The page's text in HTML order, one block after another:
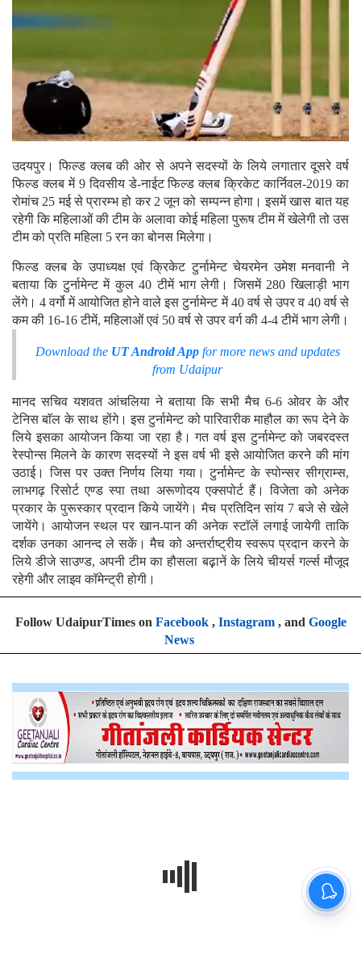
उदयपुर। फिल्ड क्लब की ओर से अपने सदस्यों के लिये लगातार दूसरे वर्ष
फिल्ड क्लब में 9 दिवसीय डे-नाईट फिल्ड क्लब क्रिकेट कार्निवल-2019 का
रोमांच 25 मई से प्रारम्भ हो कर 2 जून को सम्पन्न होगा। इसमें खास बात यह
रहेगी कि महिलाओं की टीम के अलावा कोई महिला पुरूष टीम में खेलेगी तो उस
टीम को प्रति महिला 5 रन का बोनस मिलेगा।
फिल्ड क्लब के उपाध्यक्ष एवं क्रिकेट टुर्नामेन्ट चेयरमेन उमेश मनवानी ने
बताया कि टुर्नामेन्ट में कुल 40 टीमें भाग लेगी। जिसमें 280 खिलाड़ी भाग
लेंगे। 4 वर्गो में आयोजित होने वाले इस टुर्नामेन्ट में 40 वर्ष से उपर व 40 वर्ष से
कम की 16-16 टीमें, महिलाओं एवं 50 वर्ष से उपर वर्ग की 4-4 टीमें भाग लेगी।
Download the UT Android Appfor more news and updates
from Udaipur
मानद सचिव यशवत आंचलिया ने बताया कि सभी मैच 6-6 ओवर के और
टेनिस बाॅल के साथ होंगे। इस टुर्नामेन्ट को पारिवारीक माहौल का रूप देने के
लिये इसका आयोजन किया जा रहा है। गत वर्ष इस टुर्नामेन्ट को जबरदस्त
रेस्पोन्स मिलने के कारण सदस्यों ने इस वर्ष भी इसे आयोजित करने की मांग
उठाई। जिस पर उक्त निर्णय लिया गया। टुर्नामेन्ट के स्पोन्सर सीग्राम्स,
लाभगढ़ रिसोर्ट एण्ड स्पा तथा अरूणोदय एक्सपोर्ट हैं। विजेता को अनेक
प्रकार के पुरूस्कार प्रदान किये जायेंगे। मैच प्रतिदिन सांय 7 बजे से खेले
जायेंगे। आयोजन स्थल पर खान-पान की अनेक स्टाॅलें लगाई जायेगी ताकि
दर्शक उनका आनन्द ले सकें। मैच को अन्तर्राष्ट्रीय स्वरूप प्रदान करने के
लिये डीजे साउण्ड, अपनी टीम का हौसला बढ़़ानें के लिये चीयर्स गर्ल्स मौजूद
रहेगी और लाइव काॅमेन्ट्री होगी।
Follow UdaipurTimes on Facebook, Instagram, and Google
News